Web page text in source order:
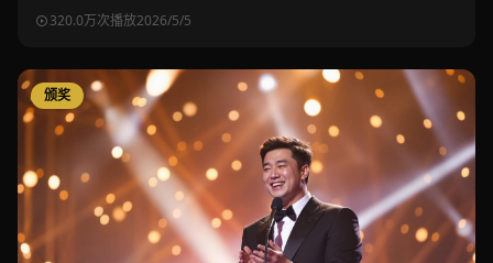
320.0万次播放2026/5/5
颁奖